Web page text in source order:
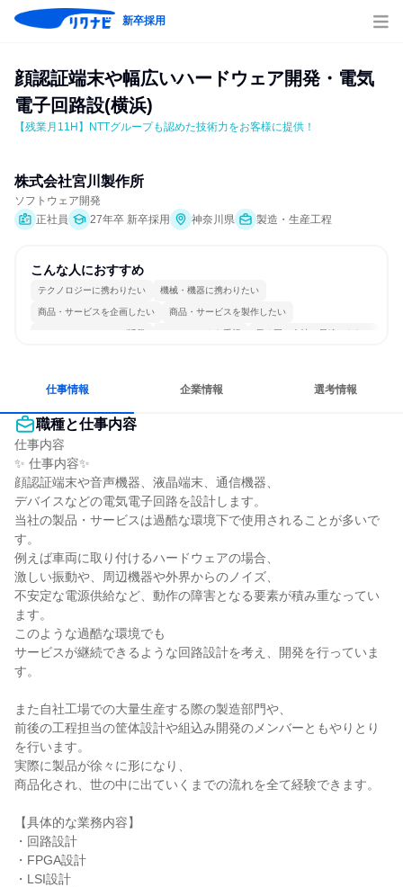
新卒採用
顔認証端末や幅広いハードウェア開発・電気
電子回路設(横浜)
【残業月11H】NTTグループも認めた技術力をお客様に提供！
株式会社宮川製作所
ソフトウェア開発
正社員
27年卒 新卒採用 神奈川県 製造・生産工程
こんな人におすすめ
テクノロジーに携わりたい 機械・機器に携わりたい
商品・サービスを企画したい 商品・サービスを製作したい
コミュニケーションが活発 チームワークを重視 長く同じ会社に居続けられる
仕事情報 企業情報 選考情報
職種と仕事内容
仕事内容
✨ 仕事内容✨
顔認証端末や音声機器、液晶端末、通信機器、
デバイスなどの電気電子回路を設計します。
当社の製品・サービスは過酷な環境下で使用されることが多いで
す。
例えば車両に取り付けるハードウェアの場合、
激しい振動や、周辺機器や外界からのノイズ、
不安定な電源供給など、動作の障害となる要素が積み重なってい
ます。
このような過酷な環境でも
サービスが継続できるような回路設計を考え、開発を行っていま
す。
また自社工場での大量生産する際の製造部門や、
前後の工程担当の筐体設計や組込み開発のメンバーともやりとり
を行います。
実際に製品が徐々に形になり、
商品化され、世の中に出ていくまでの流れを全て経験できます。
【具体的な業務内容】
・回路設計
・FPGA設計
・LSI設計